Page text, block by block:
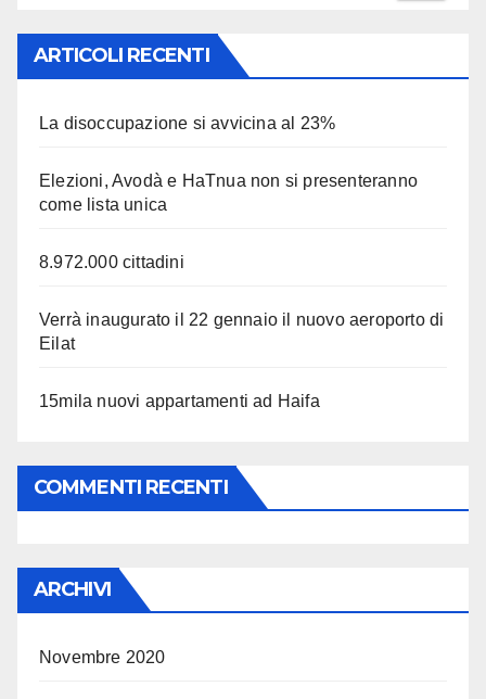
ARTICOLI RECENTI
La disoccupazione si avvicina al 23%
Elezioni, Avodà e HaTnua non si presenteranno
come lista unica
8.972.000 cittadini
Verrà inaugurato il 22 gennaio il nuovo aeroporto di
Eilat
15mila nuovi appartamenti ad Haifa
COMMENTI RECENTI
ARCHIVI
Novembre 2020